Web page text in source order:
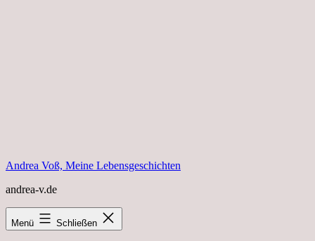
Andrea Voß, Meine Lebensgeschichten
andrea-v.de
Menü Schließen